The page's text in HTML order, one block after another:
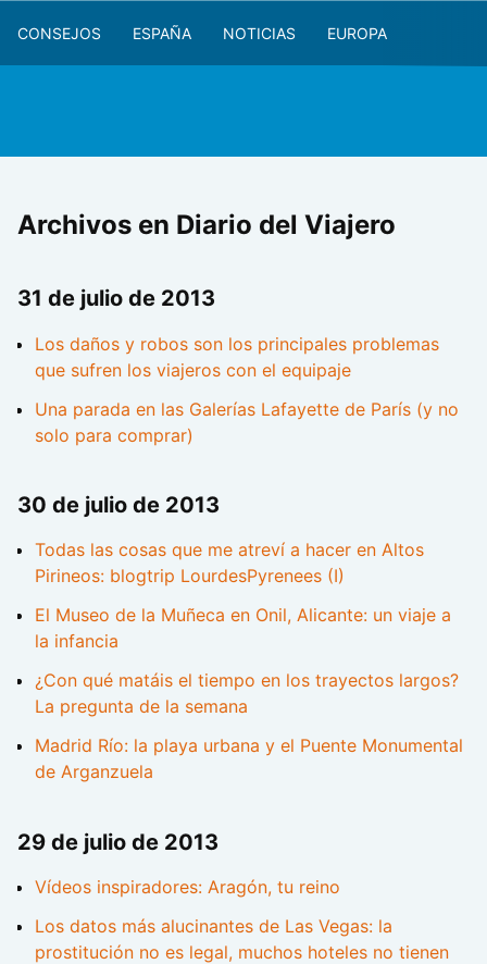
CONSEJOS ESPAÑA NOTICIAS EUROPA
Archivos en Diario del Viajero
31 de julio de 2013
Los daños y robos son los principales problemas
que sufren los viajeros con el equipaje
Una parada en las Galerías Lafayette de París (y no
solo para comprar)
30 de julio de 2013
Todas las cosas que me atreví a hacer en Altos
Pirineos: blogtrip LourdesPyrenees (I)
El Museo de la Muñeca en Onil, Alicante: un viaje a
la infancia
¿Con qué matáis el tiempo en los trayectos largos?
La pregunta de la semana
Madrid Río: la playa urbana y el Puente Monumental
de Arganzuela
29 de julio de 2013
Vídeos inspiradores: Aragón, tu reino
Los datos más alucinantes de Las Vegas: la
prostitución no es legal, muchos hoteles no tienen